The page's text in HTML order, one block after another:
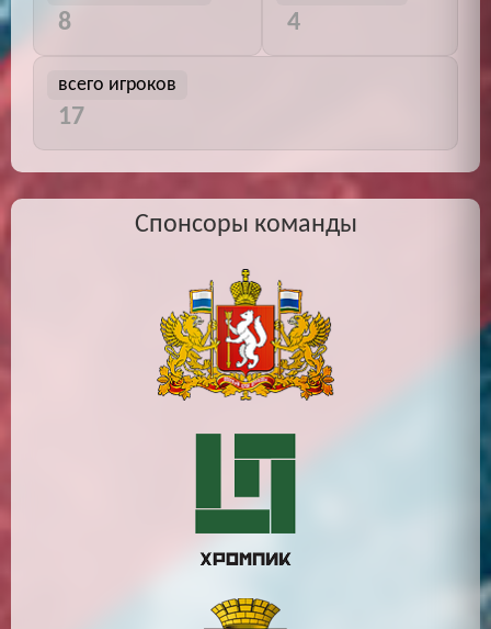
8 4
всего игроков
17
Спонсоры команды